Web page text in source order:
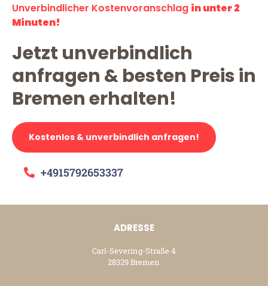
Unverbindlicher Kostenvoranschlag in unter 2
Minuten!
Jetzt unverbindlich
anfragen & besten Preis in
Bremen erhalten!
Kostenlos & unverbindlich anfragen!
+4915792653337
ADRESSE
Carl-Severing-Straße 4
28329 Bremen